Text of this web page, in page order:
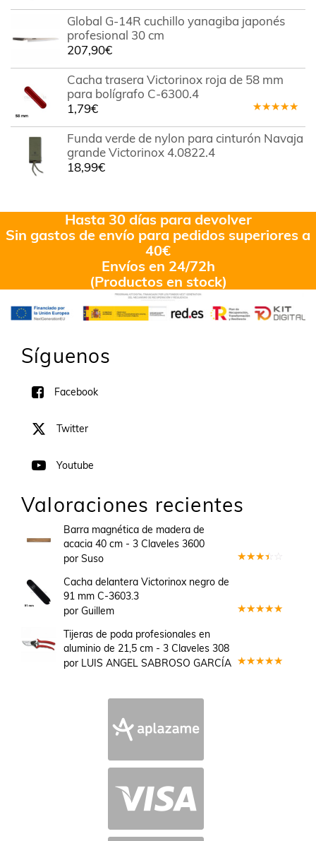
Global G-14R cuchillo yanagiba japonés
profesional 30 cm
207,90€
Cacha trasera Victorinox roja de 58 mm
para bolígrafo C-6300.4
en5.00de
5
1,79€
Funda verde de nylon para cinturón Navaja
grande Victorinox 4.0822.4
18,99€
Hasta 30 días para devolver
Sin gastos de envío para pedidos superiores a
40€
Envíos en 24/72h
(Productos en stock)
Síguenos
Facebook
Twitter
Youtube
Valoraciones recientes
Barra magnética de madera de
acacia 40 cm - 3 Claveles 3600
por Suso
Cacha delantera Victorinox negro de
91 mm C-3603.3
por Guillem
Tijeras de poda profesionales en
aluminio de 21,5 cm - 3 Claveles 308
por LUIS ANGEL SABROSO GARCÍA